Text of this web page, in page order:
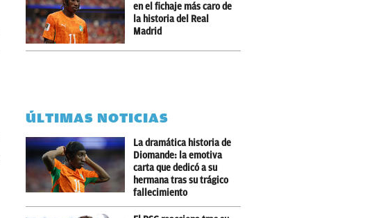
en el fichaje más caro de
la historia del Real
Madrid
ÚLTIMAS NOTICIAS
La dramática historia de
Diomande: la emotiva
carta que dedicó a su
hermana tras su trágico
fallecimiento